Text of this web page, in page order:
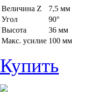
Величина Z
7,5 мм
Угол
90°
Высота
36 мм
Макс. усилие 100 мм
Купить